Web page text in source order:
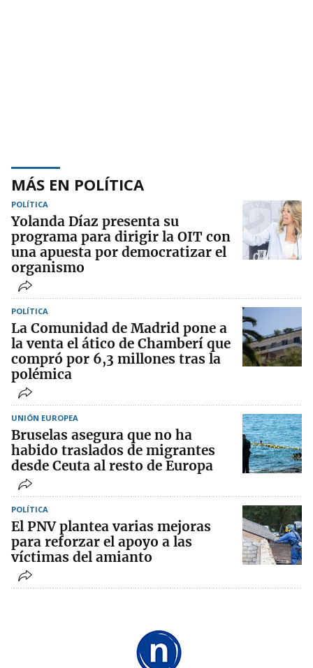
MÁS EN POLÍTICA
POLÍTICA
Yolanda Díaz presenta su
programa para dirigir la OIT con
una apuesta por democratizar el
organismo
POLÍTICA
La Comunidad de Madrid pone a
la venta el ático de Chamberí que
compró por 6,3 millones tras la
polémica
UNIÓN EUROPEA
Bruselas asegura que no ha
habido traslados de migrantes
desde Ceuta al resto de Europa
POLÍTICA
El PNV plantea varias mejoras
para reforzar el apoyo a las
víctimas del amianto